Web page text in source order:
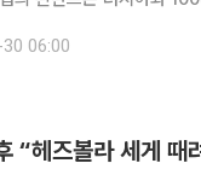
고 있다. 핵심은 한화에어
06:00